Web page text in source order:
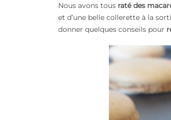
Nous avons tous raté des
et d’une belle collerette à la
donner quelques conseils pour